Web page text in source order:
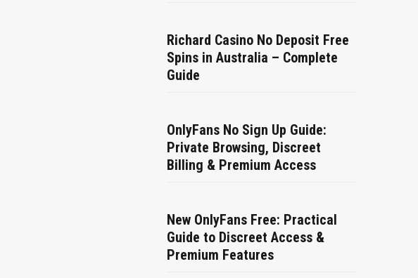
Richard Casino No Deposit Free
Spins in Australia – Complete
Guide
OnlyFans No Sign Up Guide:
Private Browsing, Discreet
Billing & Premium Access
New OnlyFans Free: Practical
Guide to Discreet Access &
Premium Features